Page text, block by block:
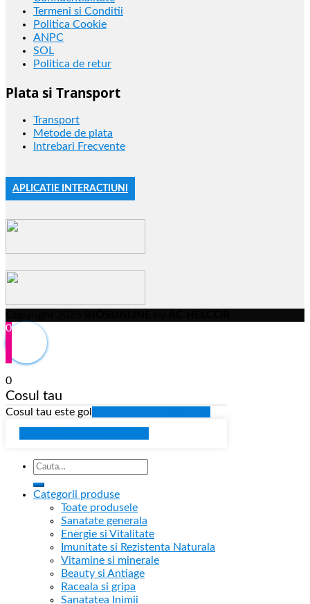
Termeni si Conditii
Politica Cookie
ANPC
SOL
Politica de retur
Plata si Transport
Transport
Metode de plata
Intrebari Frecvente
APLICATIE INTERACTIUNI
0
0
Cosul tau
Cosul tau este gol
Categorii produse
Toate produsele
Sanatate generala
Energie si Vitalitate
Imunitate si Rezistenta Naturala
Vitamine si minerale
Beauty si Antiage
Raceala si gripa
Sanatatea Inimii